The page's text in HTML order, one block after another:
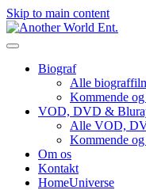
Skip to main content
Biograf
Alle
Kommende
VOD, DVD &
Alle VOD,
Kommende
Om os
Kontakt
HomeUniverse